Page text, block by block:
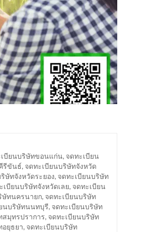
บียนบริษัทขอนแก่น, จดทะเบียน
รีขันธ์, จดทะเบียนบริษัทจังหวัด
ษัทจังหวัดระยอง, จดทะเบียนบริษัท
เบียนบริษัทจังหวัดเลย, จดทะเบียน
ษัทนครนายก, จดทะเบียนบริษัท
นบริษัทนนทบุรี, จดทะเบียนบริษัท
สมุทรปราการ, จดทะเบียนบริษัท
อยุธยา, จดทะเบียนบริษัท